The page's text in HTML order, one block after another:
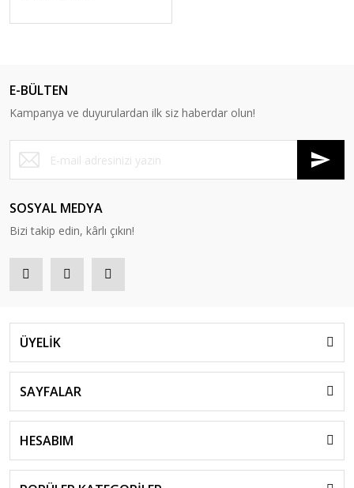
E-BÜLTEN
Kampanya ve duyurulardan ilk siz haberdar olun!
SOSYAL MEDYA
Bizi takip edin, kârlı çıkın!
ÜYELİK
SAYFALAR
HESABIM